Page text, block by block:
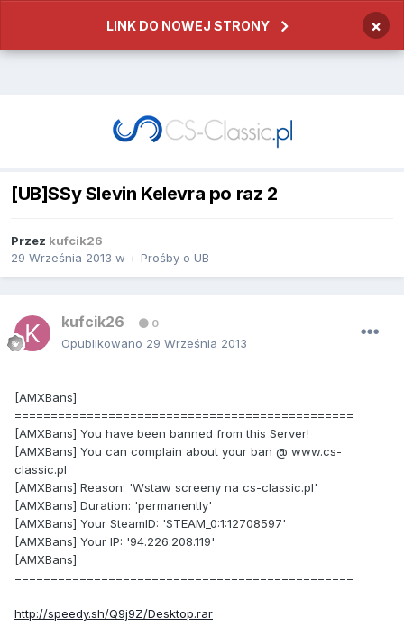
LINK DO NOWEJ STRONY ×
[UB]SSy Slevin Kelevra po raz 2
Przez kufcik26
29 Września 2013 w + Prośby o UB
kufcik26 0
Opublikowano 29 Września 2013
[AMXBans]
===============================================
[AMXBans] You have been banned from this Server!
[AMXBans] You can complain about your ban @ www.cs-
classic.pl
[AMXBans] Reason: 'Wstaw screeny na cs-classic.pl'
[AMXBans] Duration: 'permanently'
[AMXBans] Your SteamID: 'STEAM_0:1:12708597'
[AMXBans] Your IP: '94.226.208.119'
[AMXBans]
===============================================
http://speedy.sh/Q9j9Z/Desktop.rar